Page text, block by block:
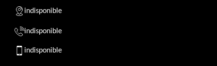
indisponible
indisponible
indisponible